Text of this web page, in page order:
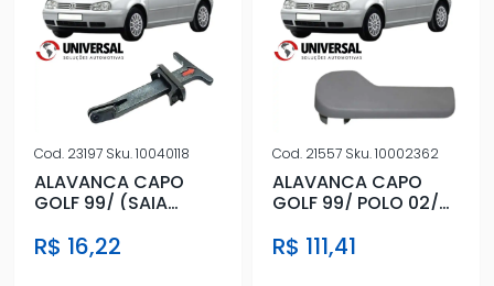
Cod. 23197 Sku.10040118
ALAVANCA CAPO
GOLF 99/ (SAIA
R$ 16,22
Cod. 21557 Sku.10002362
ALAVANCA CAPO
GOLF 99/ POLO 02/
R$ 111,41